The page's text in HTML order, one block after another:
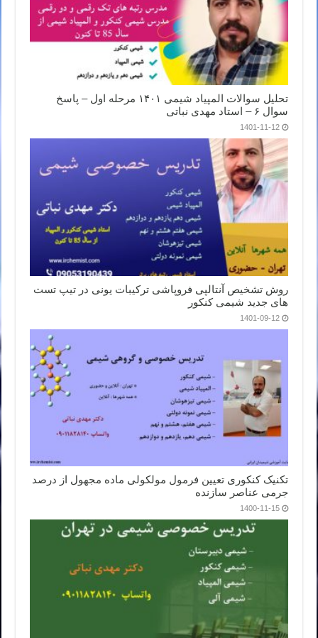
تحلیل سوالات المپیاد شیمی ۱۴۰۱ مرحله اول – پاسخ
سوال ۶ – استاد مهدی نباتی
1401-11-12
روش تشخیص آنتالپی فروپاشی ترکیبات یونی در تیپ تست
های جدید شیمی کنکور
1401-09-12
تکنیک کنکوری تعیین فرمول مولکولی ماده مجهول از درصد
جرمی عناصر سازنده
1400-11-15